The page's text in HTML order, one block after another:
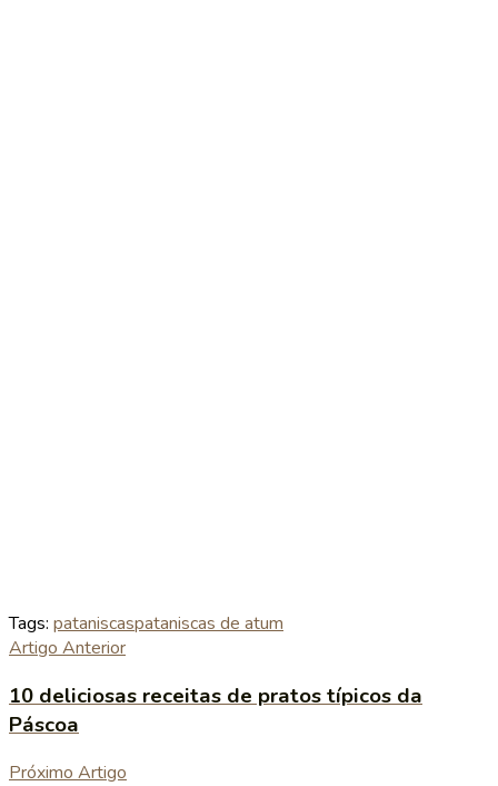
Tags: pataniscaspataniscas de atum
Artigo Anterior
10 deliciosas receitas de pratos típicos da
Páscoa
Próximo Artigo